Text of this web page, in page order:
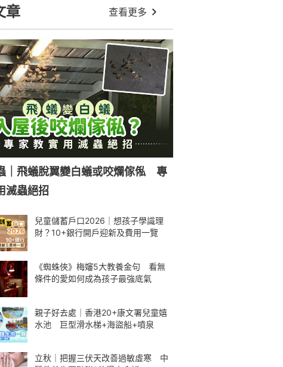
章 查看更多
｜飛蟻脫翼變白蟻或咬爛傢俬 專
滅蟲絕招
兒童儲蓄戶口2026｜想孩子學識理
財？10+銀行開戶迎新及費用一覽
《蜘蛛俠》梅嬸5大教養金句 看無
條件的愛如何成為孩子最強底氣
親子好去處｜香港20+康文署兒童嬉
水池 巨型滑水梯+海盜船+噴泉
立秋｜把握三伏天改善過敏虛寒 中